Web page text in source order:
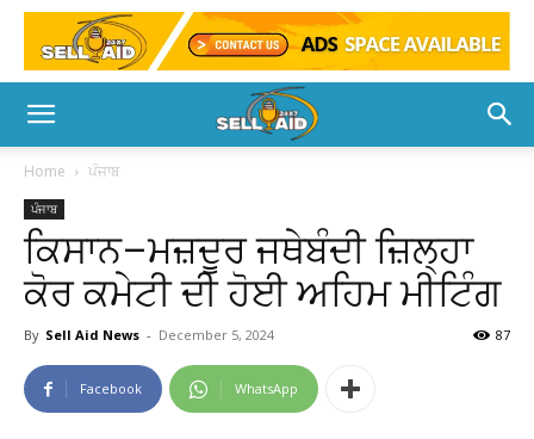
Home ਪੰਜਾਬ
ਪੰਜਾਬ
ਕਿਸਾਨ–ਮਜ਼ਦੂਰ ਜਥੇਬੰਦੀ ਜ਼ਿਲ੍ਹਾ
ਕੋਰ ਕਮੇਟੀ ਦੀ ਹੋਈ ਅਹਿਮ ਮੀਟਿੰਗ
By Sell Aid News - December 5, 2024 87
Facebook WhatsApp